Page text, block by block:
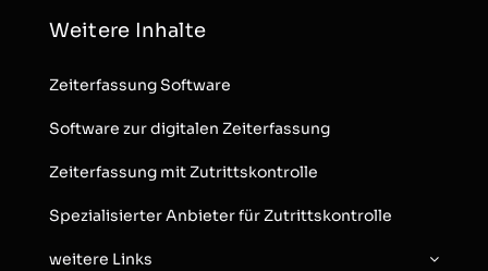
Weitere Inhalte
Zeiterfassung Software
Software zur digitalen Zeiterfassung
Zeiterfassung mit Zutrittskontrolle
Spezialisierter Anbieter für Zutrittskontrolle
weitere Links